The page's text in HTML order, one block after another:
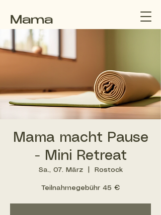
Mama
macht
Pause
Mama macht Pause
- Mini Retreat
Sa., 07. März
  |
Rostock
Teilnahmegebühr 45 €